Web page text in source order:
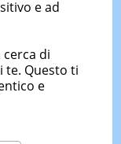
e ad
di
te. Questo ti
e